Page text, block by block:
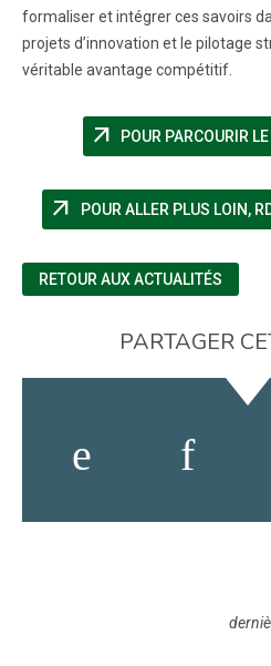
formaliser et intégrer ces savoirs
projets d’innovation et le pilotage
véritable avantage compétitif.
arrow_outward POUR PARCOURIR
arrow_outward POUR ALLER PLUS LOIN,
RETOUR AUX ACTUALITÉS
PARTAGER